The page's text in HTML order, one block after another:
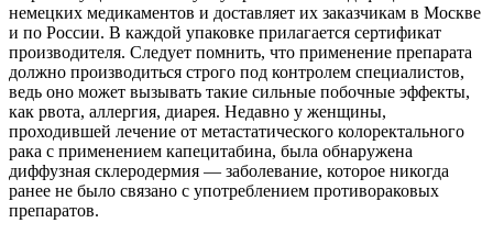
немецких медикаментов и доставляет их заказчикам в Москве
и по России. В каждой упаковке прилагается сертификат
производителя. Следует помнить, что применение препарата
должно производиться строго под контролем специалистов,
ведь оно может вызывать такие сильные побочные эффекты,
как рвота, аллергия, диарея. Недавно у женщины,
проходившей лечение от метастатического колоректального
рака с применением капецитабина, была обнаружена
диффузная склеродермия — заболевание, которое никогда
ранее не было связано с употреблением противораковых
препаратов.